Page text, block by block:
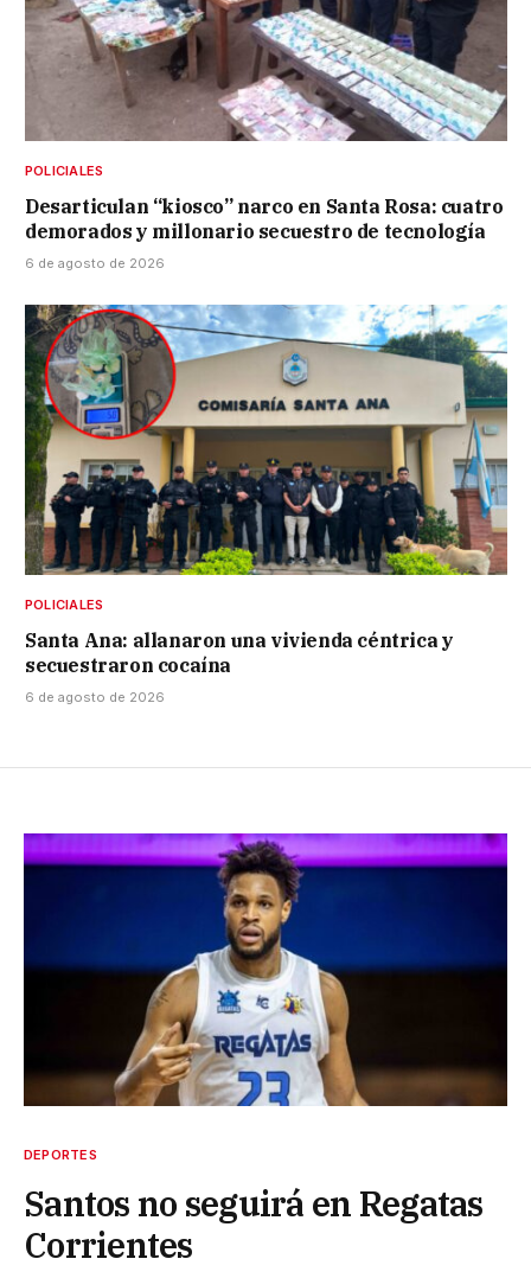
POLICIALES
Desarticulan “kiosco” narco en Santa Rosa: cuatro
demorados y millonario secuestro de tecnología
6 de agosto de 2026
POLICIALES
Santa Ana: allanaron una vivienda céntrica y
secuestraron cocaína
6 de agosto de 2026
DEPORTES
Santos no seguirá en Regatas
Corrientes